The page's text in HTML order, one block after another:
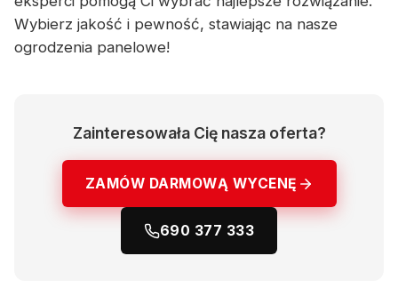
Wybierz jakość i pewność, stawiając na nasze
ogrodzenia panelowe!
Zainteresowała Cię nasza oferta?
ZAMÓW DARMOWĄ WYCENĘ
690 377 333